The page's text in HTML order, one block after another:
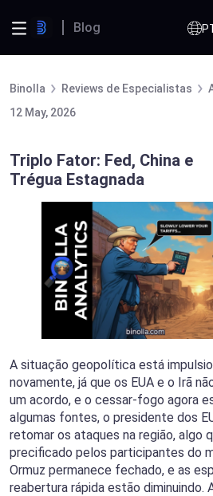
Blog
Binolla Reviews de Especialistas
12 May, 2026
Triplo Fator: Fed, China e
Trégua Estagnada
A situação geopolítica está
novamente, já que os EUA e o Irã
um acordo, e o cessar-fogo agora
algumas fontes, o presidente dos
retomar os ataques na região, algo
precificado pelos participantes do
Ormuz permanece fechado, e as
reabertura rápida estão diminuindo.